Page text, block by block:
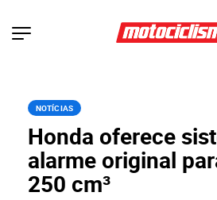
NOTÍCIAS
Honda oferece
alarme original
250 cm³